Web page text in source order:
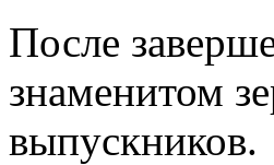
После
знаменитом
выпускников.